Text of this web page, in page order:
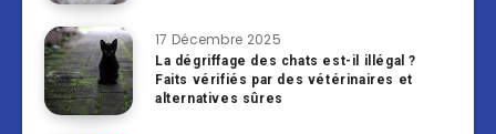
17 Décembre 2025
La dégriffage des chats est-il illégal ?
Faits vérifiés par des vétérinaires et
alternatives sûres